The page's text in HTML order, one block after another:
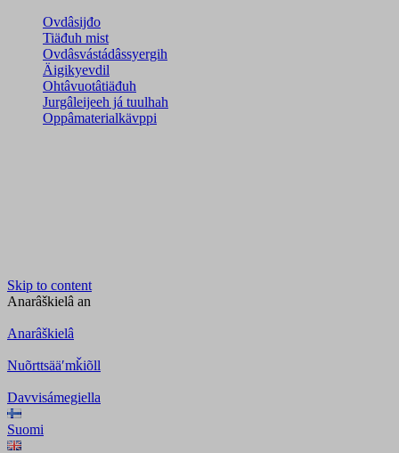
Ovdâsijđo
Tiäđuh mist
Ovdâsvástádâssyergih
Äigikyevdil
Ohtâvuotâtiäđuh
Jurgâleijeeh já tuulhah
Oppâmaterialkävppi
Skip to content
Anarâškielâ an
Anarâškielâ
Nuõrttsääʹmǩiõll
Davvisámegiella
Suomi